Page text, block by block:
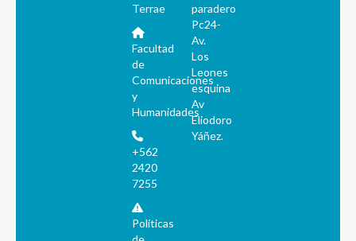
Terrae
Facultad
de
Comunicaciones
y
Humanidades
+562
2420
7255
Políticas
paradero
Pc24-
Av.
Los
Leones
esquina
Av
Eliodoro
Yáñez.